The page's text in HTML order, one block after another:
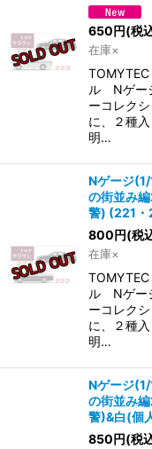
650円(税
在庫×
ル Nゲー
ーコレク
に、２種
明…
Nゲージ
の街並み
警) (221
800円(税
在庫×
ル Nゲー
ーコレク
に、２種
明…
Nゲージ
の街並み
警)&白(個
850円(税